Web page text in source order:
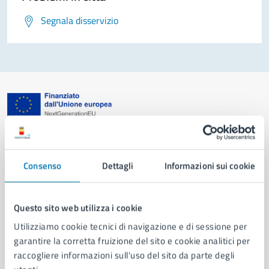
Consenso Dettagli Informazioni sui cookie
Questo sito web utilizza i cookie
Utilizziamo cookie tecnici di navigazione e di sessione per
garantire la corretta fruizione del sito e cookie analitici per
raccogliere informazioni sull'uso del sito da parte degli
Segnala disservizio
Organi di governo
Municipalità
Uffici
Enti e fondazioni
Politici